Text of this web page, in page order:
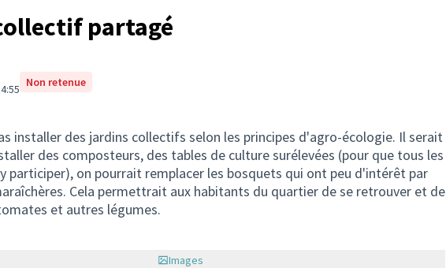
partagé
Non retenue
installer des jardins collectifs selon les principes d'agro-écologie. Il serait
des composteurs, des tables de culture surélevées (pour que tous les
participer), on pourrait remplacer les bosquets qui ont peu d'intérêt par
Cela permettrait aux habitants du quartier de se retrouver et de
et autres légumes.
Images